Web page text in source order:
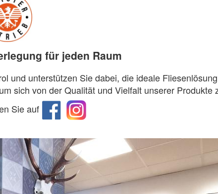
für jeden Raum
und unterstützen Sie dabei, die ideale
sich von der Qualität und Vielfalt unserer Produkte
Sie auf